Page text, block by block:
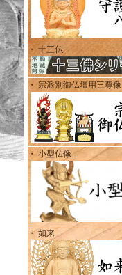
・ 十三仏
・ 宗派別御仏壇用三尊像
・ 小型仏像
・ 如来